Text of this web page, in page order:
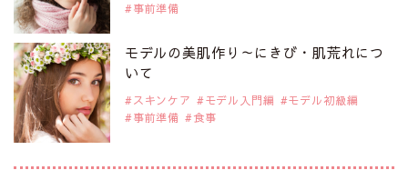
2019年9月29日
注目モデルを1名追加いたしました。
是非ご覧ください。
注目モデル カーラ・デルヴィーニュ
2019年9月29日
注目モデルを1名追加いたしました。
事前準備
モデルの美肌作り～にきび・肌荒れにつ
いて
スキンケア モデル入門編
モデル初級編
事前準備
食事